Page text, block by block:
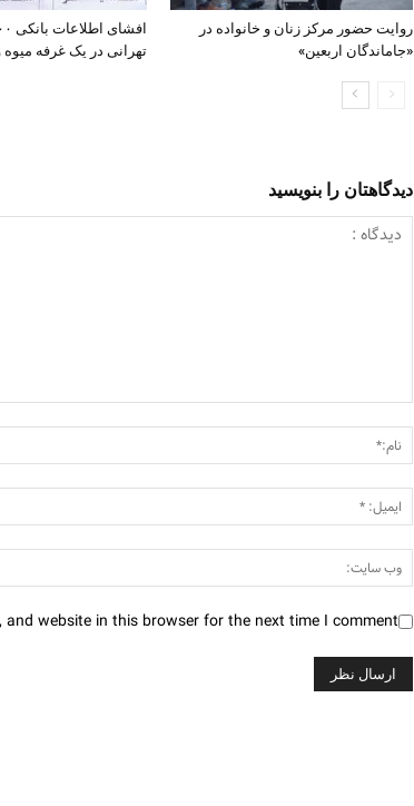
تهرانی در یک غرفه میوه و
روایت حضور مرکز زنان و خانواده در
«جاماندگان اربعین»
دیدگاهتان را بنویسید
and website in this browser for the next time I comment.